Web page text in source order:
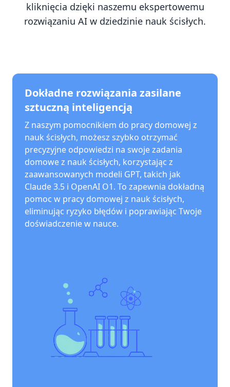
kliknięcia dzięki naszemu ekspertowemu
rozwiązaniu AI w dziedzinie nauk ścisłych.
Dokładne rozwiązania zasilane
sztuczną inteligencją
Z naszym pomocnikiem do pracy domowej z
nauk ścisłych, możesz szybko otrzymać
precyzyjne odpowiedzi na swoje zadania
domowe z nauk ścisłych, korzystając z
zaawansowanych modeli GPT, takich jak
Claude 3.5 i OpenAI O1. To zapewnia dokładną
pomoc w pracy domowej z nauk ścisłych,
eliminując ryzyko błędów i poprawiając Twoje
doświadczenie w nauce.